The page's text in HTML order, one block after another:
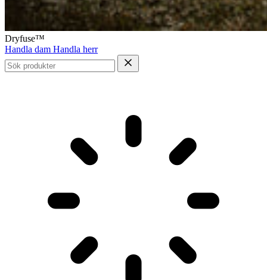
Dryfuse™
Handla dam Handla herr